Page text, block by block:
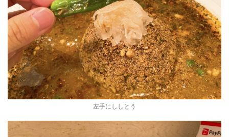
左手にししとう